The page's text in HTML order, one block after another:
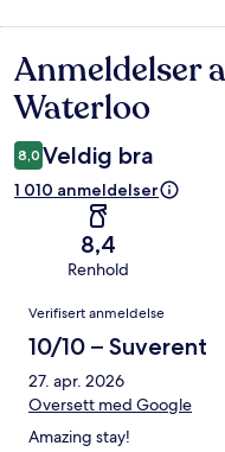
Anmeldelser
Anmeldelser
Waterloo
8,0 Veldig bra
1 010 anmeldelser
8,4
Renhold
Anmeldelser
Verifisert anmeldelse
10/10 – Suverent
27. apr. 2026
Oversett med Google
Amazing stay!